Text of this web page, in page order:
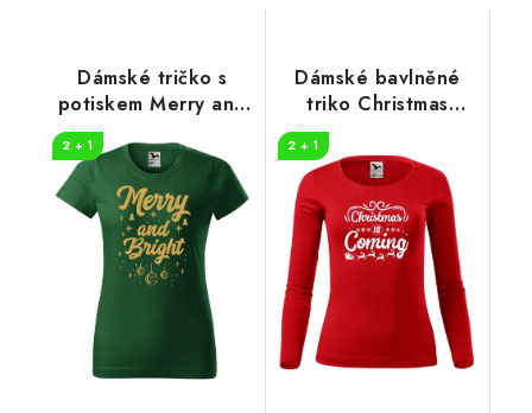
Dámské tričko s
potiskem Merry and
2 + 1
Dámské bavlněné
triko Christmas
2 + 1